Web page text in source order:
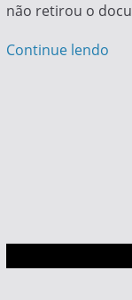
não retirou o
Continue lendo